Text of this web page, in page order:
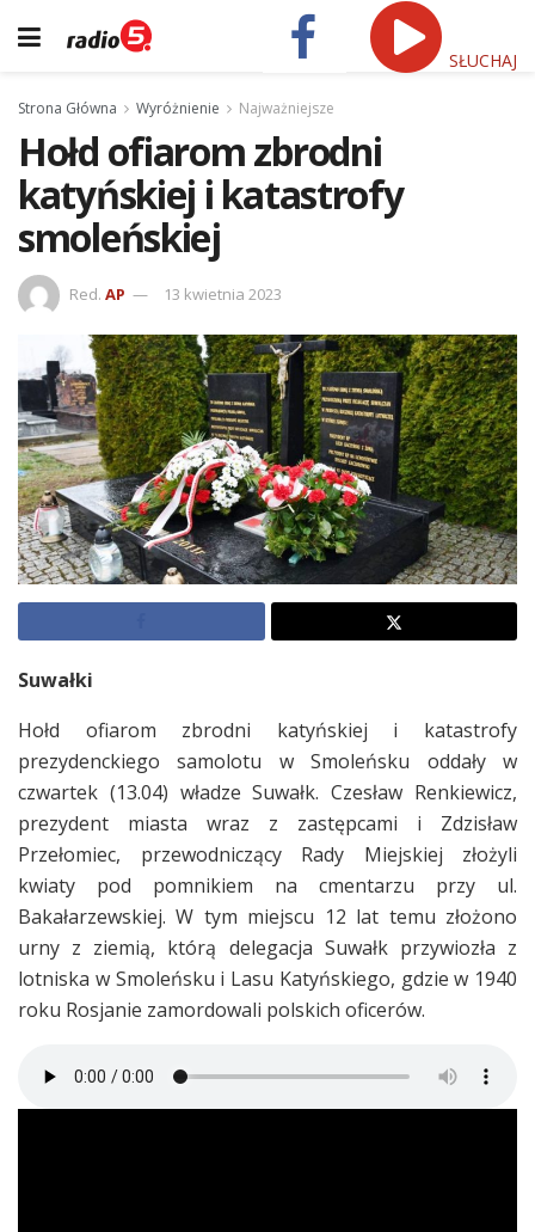
SŁUCHAJ
Strona Główna Wyróżnienie Najważniejsze
Hołd ofiarom zbrodni
katyńskiej i katastrofy
smoleńskiej
Red. AP 13 kwietnia 2023
Suwałki
Hołd ofiarom zbrodni katyńskiej i katastrofy
prezydenckiego samolotu w Smoleńsku oddały w
czwartek (13.04) władze Suwałk. Czesław Renkiewicz,
prezydent miasta wraz z zastępcami i Zdzisław
Przełomiec, przewodniczący Rady Miejskiej złożyli
kwiaty pod pomnikiem na cmentarzu przy ul.
Bakałarzewskiej. W tym miejscu 12 lat temu złożono
urny z ziemią, którą delegacja Suwałk przywiozła z
lotniska w Smoleńsku i Lasu Katyńskiego, gdzie w 1940
roku Rosjanie zamordowali polskich oficerów.